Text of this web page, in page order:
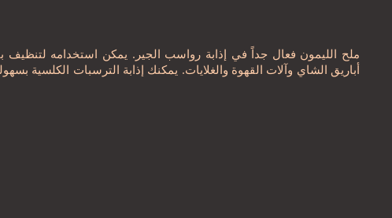
ملح الليمون فعال جداً في إذابة رواسب الجير. يمكن استخدامه لتنظيف
أباريق الشاي وآلات القهوة والغلايات. يمكنك إذابة الترسبات الكلسية